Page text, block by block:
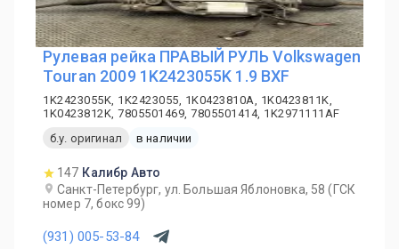
Рулевая рейка ПРАВЫЙ РУЛЬ Volkswagen
Touran 2009 1K2423055K 1.9 BXF
1K2423055K, 1K2423055, 1K0423810A, 1K0423811K,
1K0423812K, 7805501469, 7805501414, 1K2971111AF
б.у. оригинал
в наличии
147 Калибр Авто
Санкт-Петербург, ул. Большая Яблоновка, 58 (ГСК
номер 7, бокс 99)
(931) 005-53-84